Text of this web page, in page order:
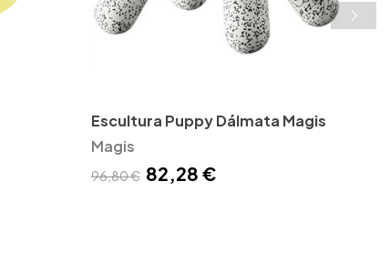
Escultura Puppy Dálmata Magis
Magis
96,80 € 82,28 €